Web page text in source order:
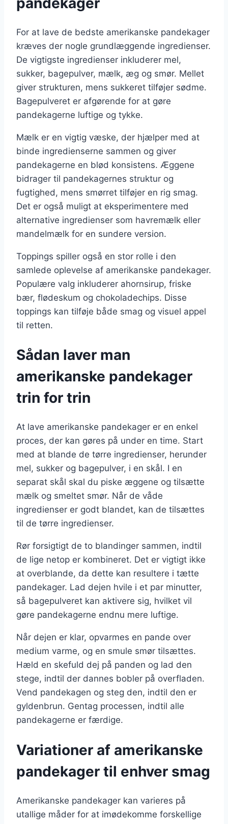
For at lave de bedste amerikanske pandekager
kræves der nogle grundlæggende ingredienser.
De vigtigste ingredienser inkluderer mel,
sukker, bagepulver, mælk, æg og smør. Mellet
giver strukturen, mens sukkeret tilføjer sødme.
Bagepulveret er afgørende for at gøre
pandekagerne luftige og tykke.
Mælk er en vigtig væske, der hjælper med at
binde ingredienserne sammen og giver
pandekagerne en blød konsistens. Æggene
bidrager til pandekagernes struktur og
fugtighed, mens smørret tilføjer en rig smag.
Det er også muligt at eksperimentere med
alternative ingredienser som havremælk eller
mandelmælk for en sundere version.
Toppings spiller også en stor rolle i den
samlede oplevelse af amerikanske pandekager.
Populære valg inkluderer ahornsirup, friske
bær, flødeskum og chokoladechips. Disse
toppings kan tilføje både smag og visuel appel
til retten.
Sådan laver man
amerikanske pandekager
trin for trin
At lave amerikanske pandekager er en enkel
proces, der kan gøres på under en time. Start
med at blande de tørre ingredienser, herunder
mel, sukker og bagepulver, i en skål. I en
separat skål skal du piske æggene og tilsætte
mælk og smeltet smør. Når de våde
ingredienser er godt blandet, kan de tilsættes
til de tørre ingredienser.
Rør forsigtigt de to blandinger sammen, indtil
de lige netop er kombineret. Det er vigtigt ikke
at overblande, da dette kan resultere i tætte
pandekager. Lad dejen hvile i et par minutter,
så bagepulveret kan aktivere sig, hvilket vil
gøre pandekagerne endnu mere luftige.
Når dejen er klar, opvarmes en pande over
medium varme, og en smule smør tilsættes.
Hæld en skefuld dej på panden og lad den
stege, indtil der dannes bobler på overfladen.
Vend pandekagen og steg den, indtil den er
gyldenbrun. Gentag processen, indtil alle
pandekagerne er færdige.
Variationer af amerikanske
pandekager til enhver smag
Amerikanske pandekager kan varieres på
utallige måder for at imødekomme forskellige